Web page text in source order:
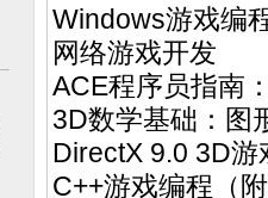
Windows游戏编
网络游戏开发
ACE程序员指南
3D数学基础：图
DirectX 9.0 3D
C++游戏编程（